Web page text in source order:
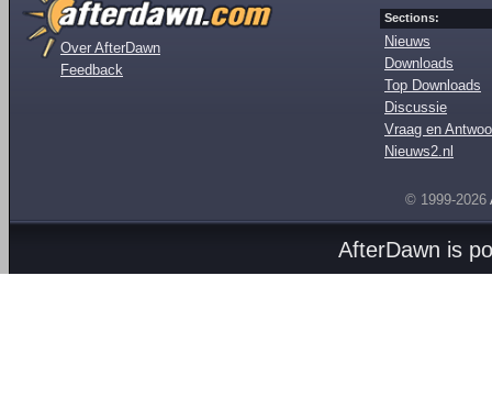
Over AfterDawn
Feedback
Sections:
Nieuws
Downloads
Top Downloads
Discussie
Vraag en
Nieuws2.nl
© 1999-2026
AfterDawn is